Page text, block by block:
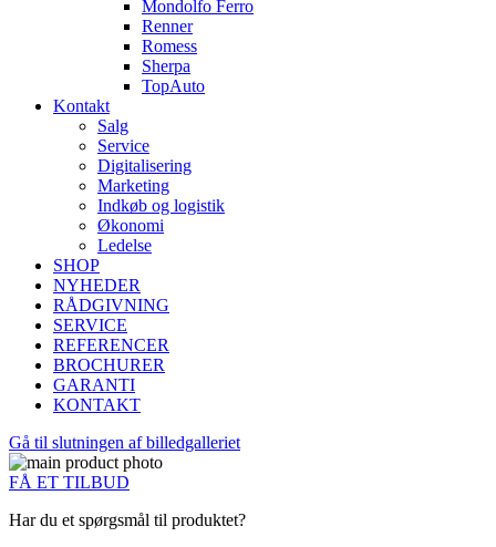
Mondolfo Ferro
Renner
Romess
Sherpa
TopAuto
Kontakt
Salg
Service
Digitalisering
Marketing
Indkøb og logistik
Økonomi
Ledelse
SHOP
NYHEDER
RÅDGIVNING
SERVICE
REFERENCER
BROCHURER
GARANTI
KONTAKT
Gå til slutningen af billedgalleriet
FÅ ET TILBUD
Har du et spørgsmål til produktet?